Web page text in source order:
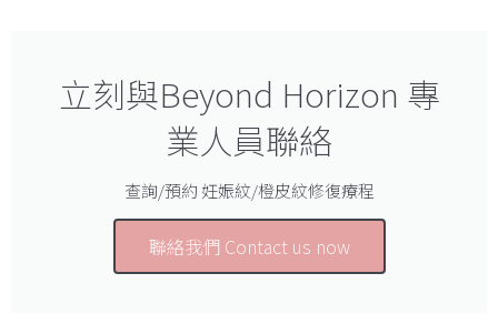
立刻與Beyond Horizon 專
業人員聯絡
查詢/預約 妊娠紋/橙皮紋修復療程
聯絡我們 Contact us now